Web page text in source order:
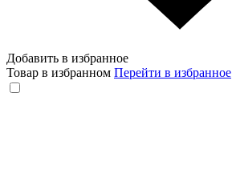
Добавить в избранное
Товар в избранном Перейти в избранное